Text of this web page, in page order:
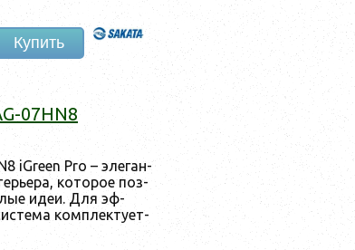
Купить
07HN8
iGreen Pro – эле­ган­
ко­торое поз­
идеи. Для эф­
ком­плек­ту­ет­